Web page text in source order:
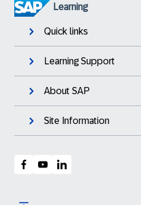
Learning
Quick links
Learning Support
About SAP
Site Information